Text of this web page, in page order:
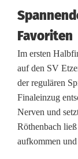
l
t
a
g
-
S
V
Favoriten
Im ersten
auf den SV
der regulären
Finaleinzug
Nerven und
Röthenbach
aufkommen